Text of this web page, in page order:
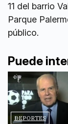
11 del barrio
Parque
público.
Puede
DEPORTES